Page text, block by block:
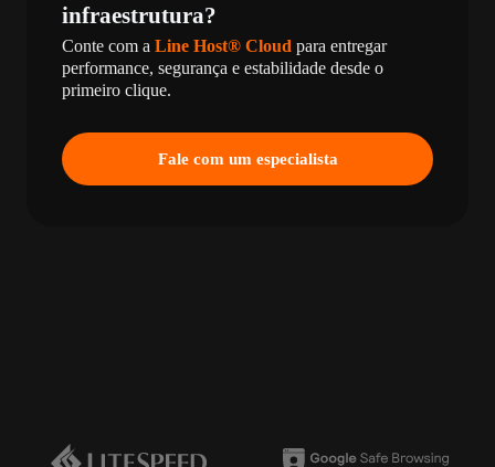
infraestrutura?
Conte com a Line Host® Cloud para entregar
performance, segurança e estabilidade desde o
primeiro clique.
Fale com um especialista